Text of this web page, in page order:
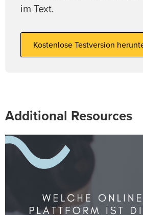
im Text.
Kostenlose Testversion
Additional Resources